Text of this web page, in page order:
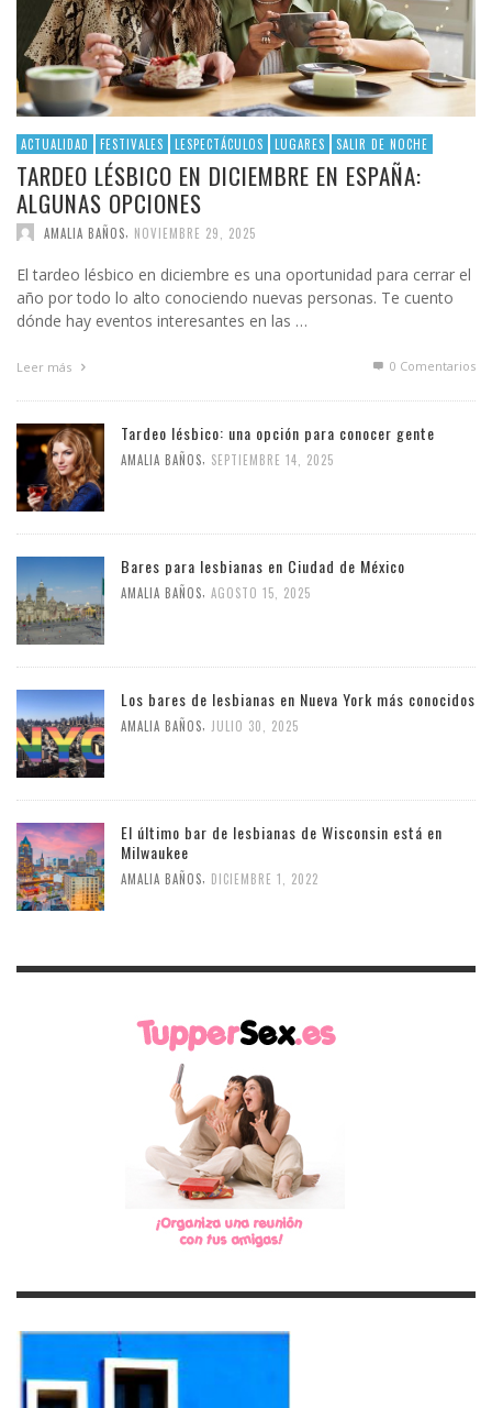
ACTUALIDAD FESTIVALES LESPECTÁCULOS LUGARES SALIR DE NOCHE
TARDEO LÉSBICO EN DICIEMBRE EN ESPAÑA:
ALGUNAS OPCIONES
AMALIA BAÑOS NOVIEMBRE 29, 2025
El tardeo lésbico en diciembre es una oportunidad para cerrar el
año por todo lo alto conociendo nuevas personas. Te cuento
dónde hay eventos interesantes en las …
Leer más 0 Comentarios
Tardeo lésbico: una opción para conocer gente
AMALIA BAÑOS, SEPTIEMBRE 14, 2025
Bares para lesbianas en Ciudad de México
AMALIA BAÑOS, AGOSTO 15, 2025
Los bares de lesbianas en Nueva York más conocidos
AMALIA BAÑOS, JULIO 30, 2025
El último bar de lesbianas de Wisconsin está en
Milwaukee
AMALIA BAÑOS, DICIEMBRE 1, 2022